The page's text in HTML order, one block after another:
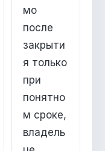
мо
после
закрыти
я только
при
понятно
м сроке,
владель